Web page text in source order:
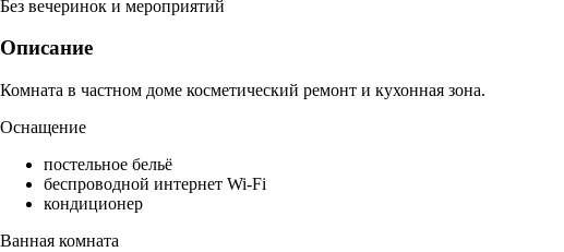
Без вечеринок и мероприятий
Описание
Комната в частном доме косметический ремонт и кухонная зона.
Оснащение
постельное бельё
беспроводной интернет Wi-Fi
кондиционер
Ванная комната